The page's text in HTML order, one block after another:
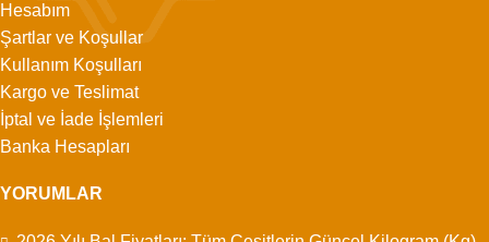
Hesabım
Şartlar ve Koşullar
Kullanım Koşulları
Kargo ve Teslimat
İptal ve İade İşlemleri
Banka Hesapları
YORUMLAR